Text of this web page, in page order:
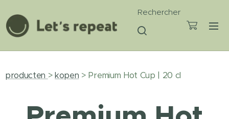
Rechercher
producten >kopen > Premium Hot Cup | 20 cl